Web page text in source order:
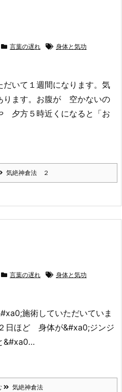
言葉の遅れ 身体と気功
いて１週間になります。気
ります。お腹が 空かないの
夕方５時近くになると「お
気絶神倉法 ２
言葉の遅れ 身体と気功
施術していただいていま
日ほど 身体が&#xa0;ジンジ
&#xa0…
気絶神倉法